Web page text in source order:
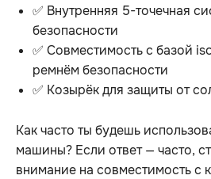
✅ Внутренняя 5-точечная
безопасности
✅ Совместимость с базой
ремнём безопасности
✅ Козырёк для защиты от
Как часто ты будешь
машины? Если ответ — часто,
внимание на совместимость с